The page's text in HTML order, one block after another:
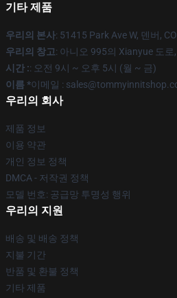
기타 제품
우리의 본사: 51415 Park Ave W, 덴버,
우리의 창고: 아니오 995의 Xianyue 도로
시간 :: 오전 9시 ~ 오후 5시 (월 ~ 금)
이름 *이메일 :
우리의 회사
제품 정보
이용 약관
개인 정보 정책
DMCA - 저작권 정책
모델 번호: 공급망 투명성 행위
우리의 지원
배송 및 배송 정책
지불 기간
반품 및 환불 정책
기타 제품